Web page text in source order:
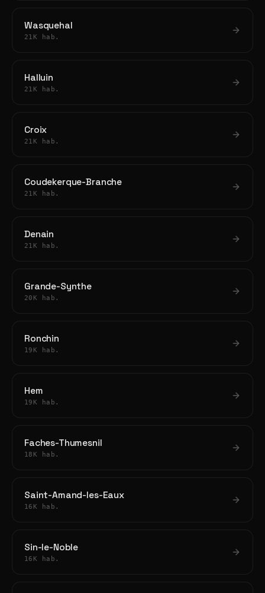
Wasquehal
21K hab.
Halluin
21K hab.
Croix
21K hab.
Coudekerque-Branche
21K hab.
Denain
21K hab.
Grande-Synthe
20K hab.
Ronchin
19K hab.
Hem
19K hab.
Faches-Thumesnil
18K hab.
Saint-Amand-les-Eaux
16K hab.
Sin-le-Noble
16K hab.